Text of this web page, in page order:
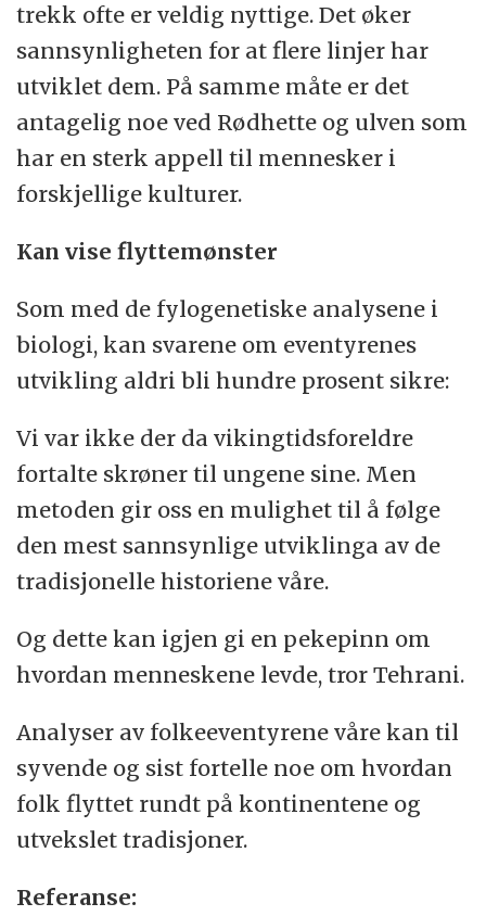
trekk ofte er veldig nyttige. Det øker
sannsynligheten for at flere linjer har
utviklet dem. På samme måte er det
antagelig noe ved Rødhette og ulven som
har en sterk appell til mennesker i
forskjellige kulturer.
Kan vise flyttemønster
Som med de fylogenetiske analysene i
biologi, kan svarene om eventyrenes
utvikling aldri bli hundre prosent sikre:
Vi var ikke der da vikingtidsforeldre
fortalte skrøner til ungene sine. Men
metoden gir oss en mulighet til å følge
den mest sannsynlige utviklinga av de
tradisjonelle historiene våre.
Og dette kan igjen gi en pekepinn om
hvordan menneskene levde, tror Tehrani.
Analyser av folkeeventyrene våre kan til
syvende og sist fortelle noe om hvordan
folk flyttet rundt på kontinentene og
utvekslet tradisjoner.
Referanse: